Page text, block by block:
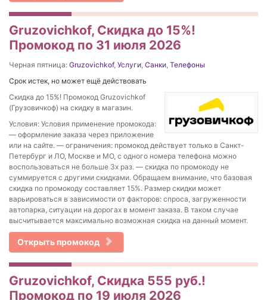
Gruzovichkof, Скидка до 15%!
Промокод по 31 июля 2026
Черная пятница: Gruzovichkof, Услуги, Санки, Телефоны
Срок истек, но может ещё действовать
Скидка до 15%! Промокод Gruzovichkof
(Грузовичкоф) на скидку в магазин.
Условия: Условия применение промокода:
— оформление заказа через приложение
или на сайте. — ограничения: промокод действует только в Санкт-
Петербург и ЛО, Москве и МО, с одного номера телефона можно
воспользоваться не больше 3х раз. — скидка по промокоду не
суммируется с другими скидками. Обращаем внимание, что базовая
скидка по промокоду составляет 15%. Размер скидки может
варьироваться в зависимости от факторов: спроса, загруженности
автопарка, ситуации на дорогах в момент заказа. В таком случае
высчитывается максимально возможная скидка на данный момент.
Открыть промокод
Gruzovichkof, Скидка 555 руб.!
Промокод по 19 июля 2026